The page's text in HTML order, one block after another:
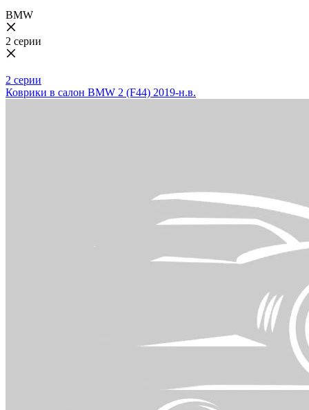
BMW
2 серии
2 серии
Коврики в салон BMW 2 (F44) 2019-н.в.